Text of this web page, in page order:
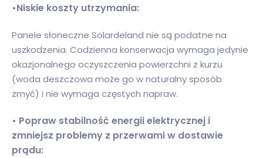
•Niskie koszty utrzymania:
Panele słoneczne Solardeland nie są podatne na
uszkodzenia. Codzienna konserwacja wymaga jedynie
okazjonalnego oczyszczenia powierzchni z kurzu
(woda deszczowa może go w naturalny sposób
zmyć) i nie wymaga częstych napraw.
• Popraw stabilność energii elektrycznej i
zmniejsz problemy z przerwami w dostawie
prądu: